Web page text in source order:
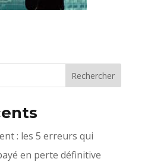
: les 5 erreurs qui
en perte définitive